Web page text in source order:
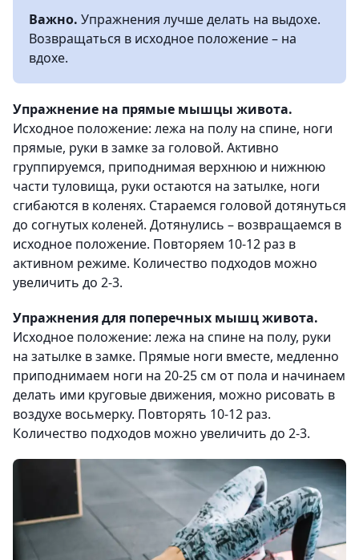
Важно. Упражнения лучше делать на выдохе.
Возвращаться в исходное положение – на
вдохе.
Упражнение на прямые мышцы живота.
Исходное положение: лежа на полу на спине, ноги
прямые, руки в замке за головой. Активно
группируемся, приподнимая верхнюю и нижнюю
части туловища, руки остаются на затылке, ноги
сгибаются в коленях. Стараемся головой дотянуться
до согнутых коленей. Дотянулись – возвращаемся в
исходное положение. Повторяем 10-12 раз в
активном режиме. Количество подходов можно
увеличить до 2-3.
Упражнения для поперечных мышц живота.
Исходное положение: лежа на спине на полу, руки
на затылке в замке. Прямые ноги вместе, медленно
приподнимаем ноги на 20-25 см от пола и начинаем
делать ими круговые движения, можно рисовать в
воздухе восьмерку. Повторять 10-12 раз.
Количество подходов можно увеличить до 2-3.